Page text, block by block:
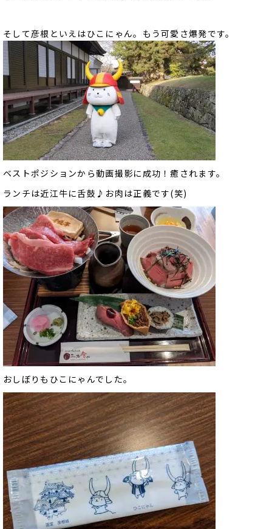
そして彦根といえはひこにゃん。もう可愛さ爆発です。
ベストポジションから動画撮影に成功！癒されます。
ランチは近江牛に舌鼓♪お肉は正義です(笑)
おしぼりもひこにゃんでした。